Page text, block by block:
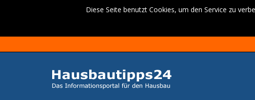
Diese Seite benutzt Cookies, um den Service zu